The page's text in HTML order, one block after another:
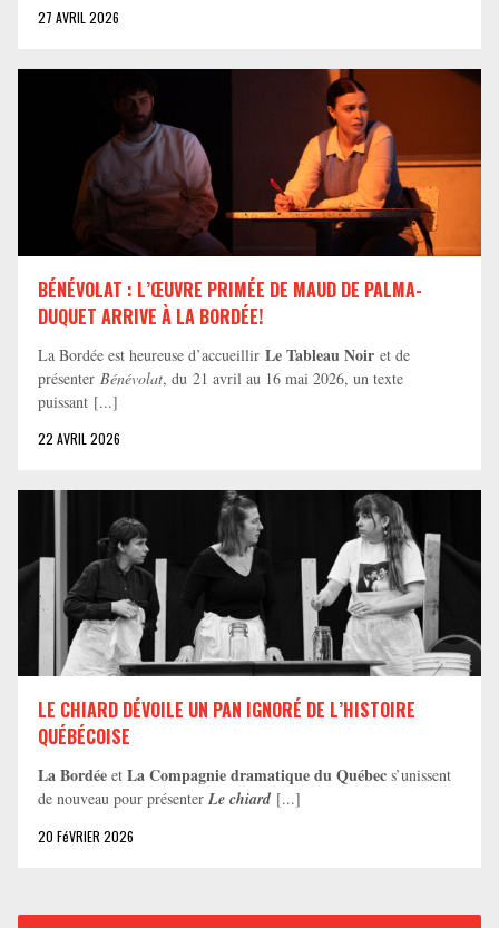
27 AVRIL 2026
BÉNÉVOLAT : L’ŒUVRE PRIMÉE DE MAUD DE PALMA-
DUQUET ARRIVE À LA BORDÉE!
La Bordée est heureuse d’accueillir Le Tableau Noir et de
présenter Bénévolat, du 21 avril au 16 mai 2026, un texte
puissant [...]
22 AVRIL 2026
LE CHIARD DÉVOILE UN PAN IGNORÉ DE L’HISTOIRE
QUÉBÉCOISE
La Bordée et La Compagnie dramatique du Québec s’unissent
de nouveau pour présenter Le chiard [...]
20 FéVRIER 2026